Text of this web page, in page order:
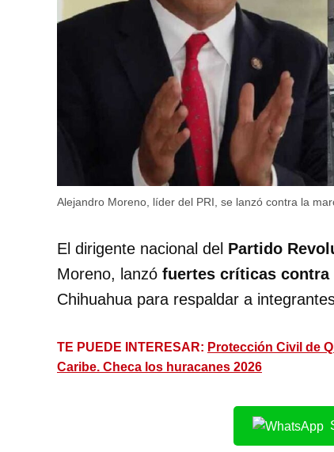
Alejandro Moreno, líder del PRI, se lanzó contra la
El dirigente nacional del Partido
Moreno, lanzó fuertes críticas contra
Chihuahua para respaldar a
TE PUEDE INTERESAR: Protección Civil de
Caribe. Checa los huracanes 2026